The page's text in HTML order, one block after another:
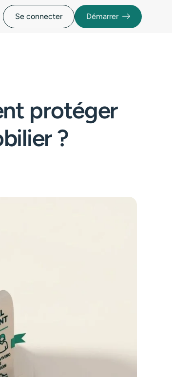
Se connecter Démarrer
protéger
?